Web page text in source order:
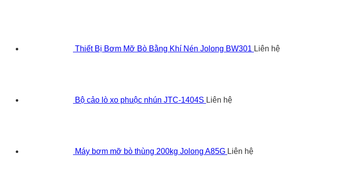
Thiết Bị Bơm Mỡ Bò Bằng Khí Nén Jolong BW301 Liên hệ
Bộ cảo lò xo phuộc nhún JTC-1404S Liên hệ
Máy bơm mỡ bò thùng 200kg Jolong A85G Liên hệ